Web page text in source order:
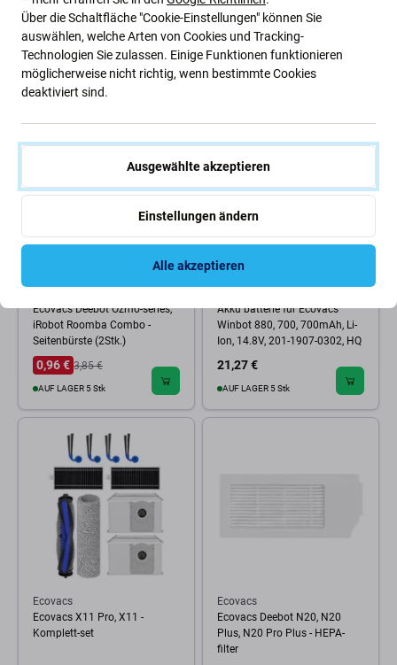
1,92 €
AUF LAGER 2 Stk
LI-148-3400 Li-Ion 14.4V
3400mAh HQ
24,17 €
AUF LAGER 4 Stk
Ecovacs Deebot Ozmo-series,
iRobot Roomba Combo -
Seitenbürste (2Stk.)
0,96 € 3,85 €
AUF LAGER 5 Stk
Akku batterie für Ecovacs
Winbot 880, 700, 700mAh, Li-
Ion, 14.8V, 201-1907-0302, HQ
21,27 €
AUF LAGER 5 Stk
Ecovacs
Ecovacs X11 Pro, X11 -
Komplett-set
Ecovacs
Ecovacs Deebot N20, N20
Plus, N20 Pro Plus - HEPA-
filter
Über die Schaltfläche "Cookie-Einstellungen" können Sie
auswählen, welche Arten von Cookies und Tracking-
Technologien Sie zulassen. Einige Funktionen funktionieren
möglicherweise nicht richtig, wenn bestimmte Cookies
deaktiviert sind.
Ausgewählte akzeptieren
Einstellungen ändern
Alle akzeptieren